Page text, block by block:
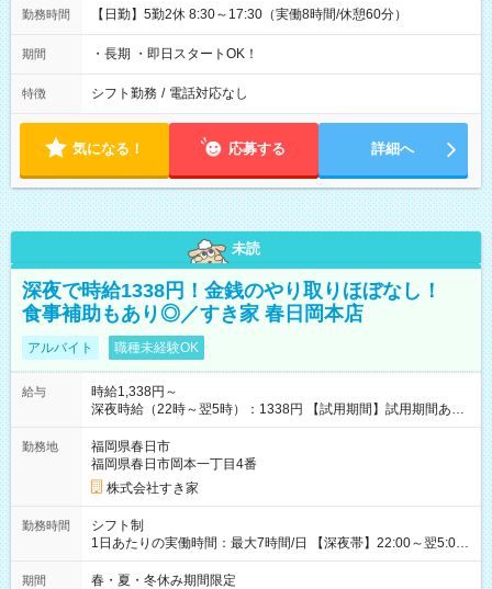
勤務時間 【日勤】5勤2休 8:30～17:30（実働8時間/休憩60分）
期間 ・長期 ・即日スタートOK！
特徴 シフト勤務 / 電話対応なし
気になる！ 応募する 詳細へ
未読
深夜で時給1338円！金銭のやり取りほぼなし！
食事補助もあり◎／すき家 春日岡本店
アルバイト 職種未経験OK
給与
時給1,338円～
深夜時給（22時～翌5時）：1338円 【試用期間】試用期間あり
試用期間の長さ：1ヶ月 雇用形態、給与は本採用時と同じです。
試用期間の実態は30日（※条件変更なし）ですが、切り上げで
一ヶ月とさせていただきます。 研修制度あり：15時間(研修中も
同時給）
勤務地
福岡県春日市
福岡県春日市岡本一丁目4番
株式会社すき家
勤務時間
シフト制
1日あたりの実働時間：最大7時間/日 【深夜帯】22:00～翌5:00
週2日～・1日2h～OK◎ ※22:00から翌5:00までは18歳以上の方
のみ勤務可能です（18歳未満の深夜業務禁止のため） ★深夜で
期間 春・夏・冬休み期間限定